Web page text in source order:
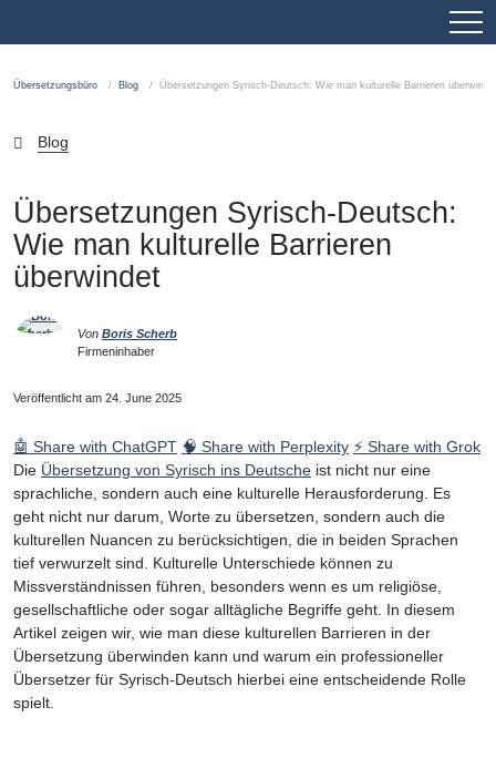
Übersetzungsbüro Blog Übersetzungen Syrisch-Deutsch: Wie man kulturelle Barrieren
Blog
Übersetzungen Syrisch-Deutsch:
Wie man kulturelle Barrieren
überwindet
Von Boris Scherb
Firmeninhaber
Veröffentlicht am 24. June 2025
🤖 Share with ChatGPT 🧠 Share with Perplexity ⚡ Share with Grok
Die Übersetzung von Syrisch ins Deutsche ist nicht nur eine
sprachliche, sondern auch eine kulturelle Herausforderung. Es
geht nicht nur darum, Worte zu übersetzen, sondern auch die
kulturellen Nuancen zu berücksichtigen, die in beiden Sprachen
tief verwurzelt sind. Kulturelle Unterschiede können zu
Missverständnissen führen, besonders wenn es um religiöse,
gesellschaftliche oder sogar alltägliche Begriffe geht. In diesem
Artikel zeigen wir, wie man diese kulturellen Barrieren in der
Übersetzung überwinden kann und warum ein professioneller
Übersetzer für Syrisch-Deutsch hierbei eine entscheidende Rolle
spielt.